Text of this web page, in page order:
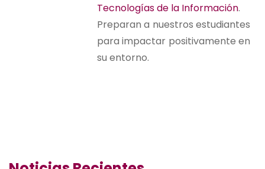
Tecnologías de la Información.
Preparan a nuestros estudiantes
para impactar positivamente en
su entorno.